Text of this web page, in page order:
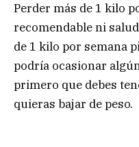
Perder más de 1 kilo
recomendable ni
de 1 kilo por semana
podría ocasionar
primero que debes
quieras bajar de peso.